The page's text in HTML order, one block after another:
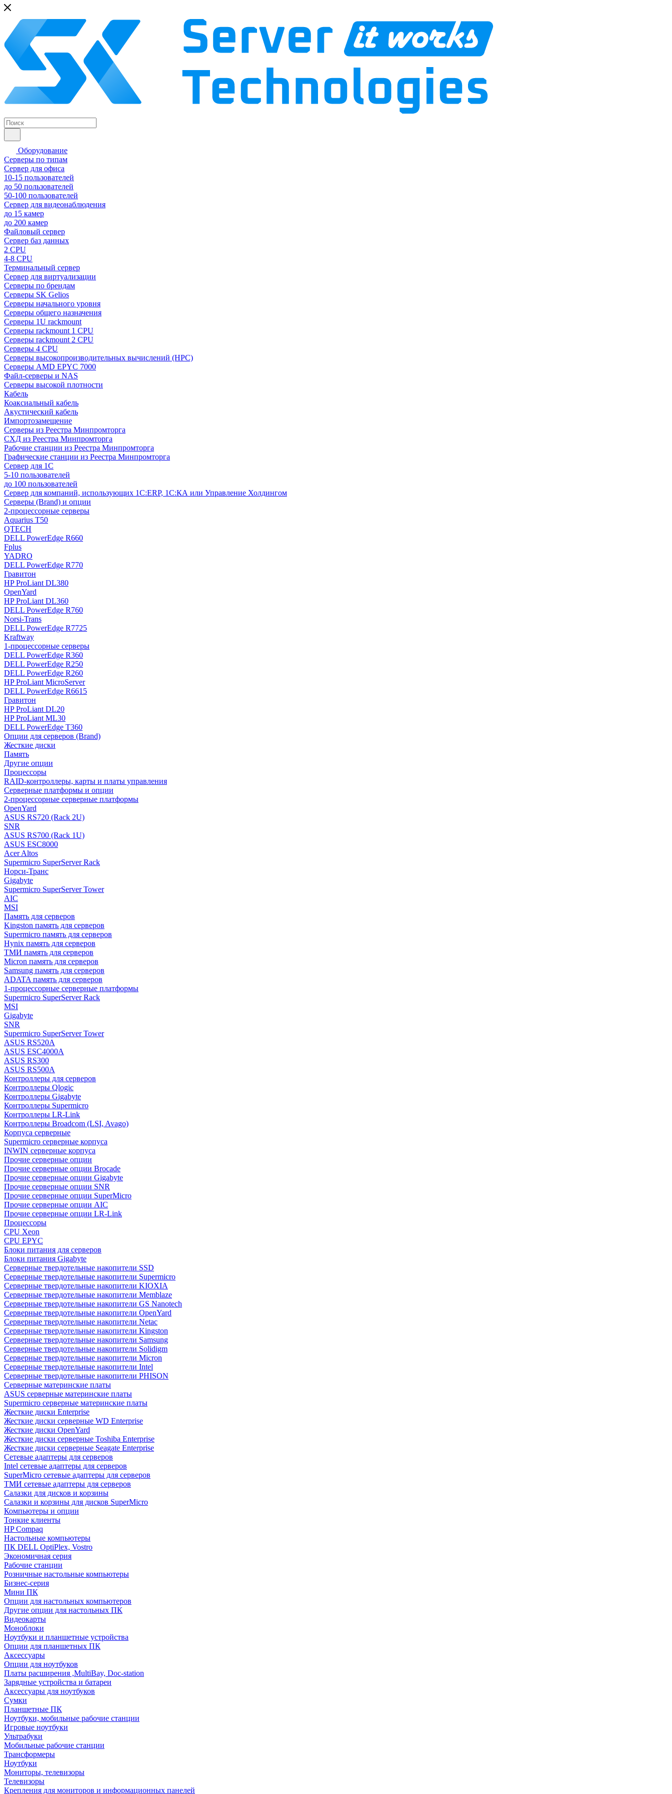
Оборудование
Серверы по типам
Сервер для офиса
10-15 пользователей
до 50 пользователей
50-100 пользователей
Сервер для видеонаблюдения
до 15 камер
до 200 камер
Файловый сервер
Сервер баз данных
2 CPU
4-8 CPU
Терминальный сервер
Сервер для виртуализации
Серверы по брендам
Серверы SK Gelios
Серверы начального уровня
Серверы общего назначения
Серверы 1U rackmount
Серверы rackmount 1 CPU
Серверы rackmount 2 CPU
Серверы 4 CPU
Серверы высокопроизводительных вычислений (HPC)
Серверы AMD EPYC 7000
Файл-серверы и NAS
Серверы высокой плотности
Кабель
Коаксиальный кабель
Акустический кабель
Импортозамещение
Серверы из Реестра Минпромторга
СХД из Реестра Минпромторга
Рабочие станции из Реестра Минпромторга
Графические станции из Реестра Минпромторга
Сервер для 1С
5-10 пользователей
до 100 пользователей
Сервер для компаний, использующих 1C:ERP, 1С:КА или Управление Холдингом
Серверы (Brand) и опции
2-процессорные серверы
Aquarius T50
QTECH
DELL PowerEdge R660
Fplus
YADRO
DELL PowerEdge R770
Гравитон
HP ProLiant DL380
OpenYard
HP ProLiant DL360
DELL PowerEdge R760
Norsi-Trans
DELL PowerEdge R7725
Kraftway
1-процессорные серверы
DELL PowerEdge R360
DELL PowerEdge R250
DELL PowerEdge R260
HP ProLiant MicroServer
DELL PowerEdge R6615
Гравитон
HP ProLiant DL20
HP ProLiant ML30
DELL PowerEdge T360
Опции для серверов (Brand)
Жесткие диски
Память
Другие опции
Процессоры
RAID-контроллеры, карты и платы управления
Серверные платформы и опции
2-процессорные серверные платформы
OpenYard
ASUS RS720 (Rack 2U)
SNR
ASUS RS700 (Rack 1U)
ASUS ESC8000
Acer Altos
Supermicro SuperServer Rack
Норси-Транс
Gigabyte
Supermicro SuperServer Tower
AIC
MSI
Память для серверов
Kingston память для серверов
Supermicro память для серверов
Hynix память для серверов
ТМИ память для серверов
Micron память для серверов
Samsung память для серверов
ADATA память для серверов
1-процессорные серверные платформы
Supermicro SuperServer Rack
MSI
Gigabyte
SNR
Supermicro SuperServer Tower
ASUS RS520A
ASUS ESC4000A
ASUS RS300
ASUS RS500A
Контроллеры для серверов
Контроллеры Qlogic
Контроллеры Gigabyte
Контроллеры Supermicro
Контроллеры LR-Link
Контроллеры Broadcom (LSI, Avago)
Корпуса серверные
Supermicro серверные корпуса
INWIN серверные корпуса
Прочие серверные опции
Прочие серверные опции Brocade
Прочие серверные опции Gigabyte
Прочие серверные опции SNR
Прочие серверные опции SuperMicro
Прочие серверные опции AIC
Прочие серверные опции LR-Link
Процессоры
CPU Xeon
CPU EPYC
Блоки питания для серверов
Блоки питания Gigabyte
Серверные твердотельные накопители SSD
Cерверные твердотельные накопители Supermicro
Cерверные твердотельные накопители KIOXIA
Cерверные твердотельные накопители Memblaze
Cерверные твердотельные накопители GS Nanotech
Серверные твердотельные накопители OpenYard
Серверные твердотельные накопители Netac
Cерверные твердотельные накопители Kingston
Cерверные твердотельные накопители Samsung
Cерверные твердотельные накопители Solidigm
Cерверные твердотельные накопители Micron
Cерверные твердотельные накопители Intel
Cерверные твердотельные накопители PHISON
Серверные материнские платы
ASUS серверные материнские платы
Supermicro серверные материнские платы
Жесткие диски Enterprise
Жесткие диски серверные WD Enterprise
Жесткие диски OpenYard
Жесткие диски серверные Toshiba Enterprise
Жесткие диски серверные Seagate Enterprise
Сетевые адаптеры для серверов
Intel сетевые адаптеры для серверов
SuperMicro сетевые адаптеры для серверов
ТМИ сетевые адаптеры для серверов
Салазки для дисков и корзины
Салазки и корзины для дисков SuperMicro
Компьютеры и опции
Тонкие клиенты
HP Compaq
Настольные компьютеры
ПК DELL OptiPlex, Vostro
Экономичная серия
Рабочие станции
Розничные настольные компьютеры
Бизнес-серия
Мини ПК
Опции для настольных компьютеров
Другие опции для настольных ПК
Видеокарты
Моноблоки
Ноутбуки и планшетные устройства
Опции для планшетных ПК
Аксессуары
Опции для ноутбуков
Платы расширения ,MultiBay, Doc-station
Зарядные устройства и батареи
Аксессуары для ноутбуков
Сумки
Планшетные ПК
Ноутбуки, мобильные рабочие станции
Игровые ноутбуки
Ультрабуки
Мобильные рабочие станции
Трансформеры
Ноутбуки
Мониторы, телевизоры
Телевизоры
Крепления для мониторов и информационных панелей